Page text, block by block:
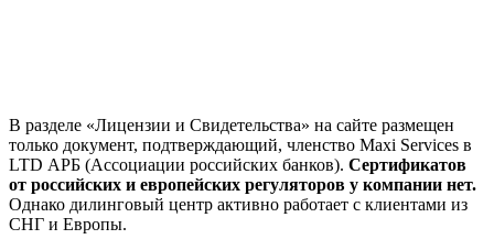
В разделе «Лицензии и Свидетельства» на сайте размещен
только документ, подтверждающий, членство Maxi Services в
LTD АРБ (Ассоциации российских банков). Сертификатов
от российских и европейских регуляторов у компании нет.
Однако дилинговый центр активно работает с клиентами из
СНГ и Европы.